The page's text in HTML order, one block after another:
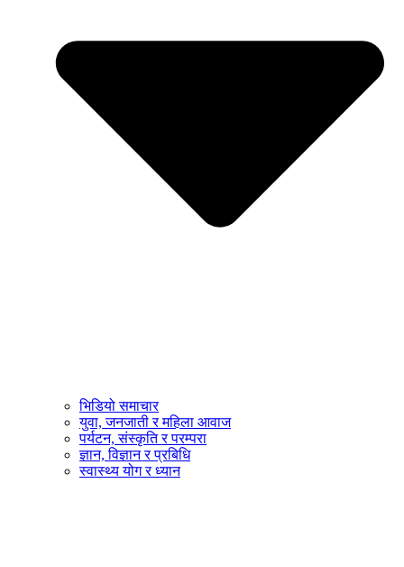
भिडियो समाचार
युवा, जनजाती र महिला आवाज
पर्यटन, संस्कृति र परम्परा
ज्ञान, विज्ञान र प्रबिधि
स्वास्थ्य योग र ध्यान